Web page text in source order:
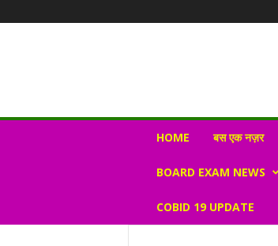
r
HOME बस एक नज़र
BOARD EXAM NEWS
COBID 19 UPDATE